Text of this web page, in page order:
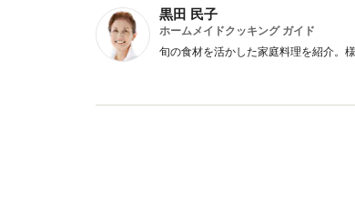
黒田 民子
ホームメイドクッキング ガイド
旬の食材を活かした家庭料理を紹介。